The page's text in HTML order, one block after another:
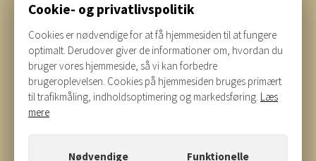
7323Give
CVR:38937944
25 33 46 03
Christian@givefoto.dk
Cookie- og privatlivspolitik
Cookies er nødvendige for at få hjemmesiden til at fungere
optimalt. Derudover giver de informationer om, hvordan du
bruger vores hjemmeside, så vi kan forbedre
brugeroplevelsen. Cookies på hjemmesiden bruges primært
til trafikmåling, indholdsoptimering og markedsføring. Læs
mere
Nødvendige Funktionelle